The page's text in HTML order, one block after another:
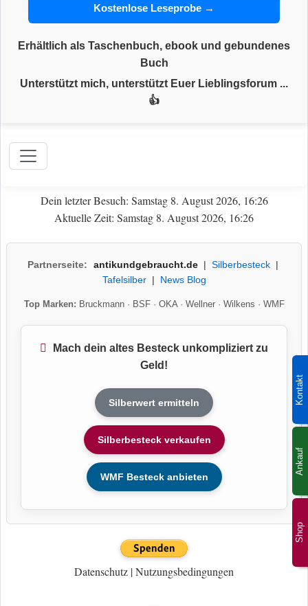
Shop
Kontakt
Ankauf
Kostenlose Leseprobe →
Erhältlich als Taschenbuch, ebook und gebundenes
Buch
Unterstützt mich, unterstützt Euer Lieblingsforum ...
👍
Dein letzter Besuch: Samstag 8. August 2026, 16:26
Aktuelle Zeit: Samstag 8. August 2026, 16:26
Partnerseite: antikundgebraucht.de| Silberbesteck|
Tafelsilber| News Blog
Top Marken: Bruckmann· BSF· OKA· Wellner· Wilkens · WMF
Mach dein altes Besteck unkompliziert zu
Geld!
Silberwert ermitteln
Silberbesteck verkaufen
WMF Besteck anbieten
Datenschutz |Nutzungsbedingungen